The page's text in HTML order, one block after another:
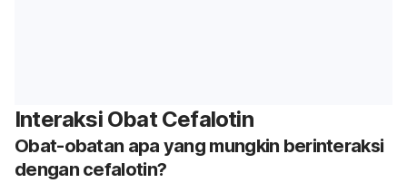
Interaksi Obat Cefalotin
Obat-obatan apa yang mungkin berinteraksi
dengan cefalotin?